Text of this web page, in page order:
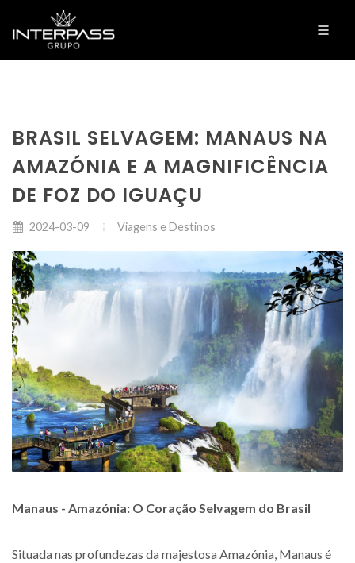
BRASIL SELVAGEM: MANAUS NA
AMAZÓNIA E A MAGNIFICÊNCIA
DE FOZ DO IGUAÇU
2024-03-09 Viagens e Destinos
Manaus - Amazónia: O Coração Selvagem do Brasil
Situada nas profundezas da majestosa Amazónia, Manaus é